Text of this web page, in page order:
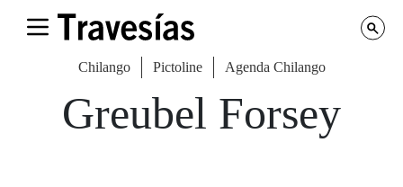
Chilango Pictoline Agenda Chilango
Greubel Forsey